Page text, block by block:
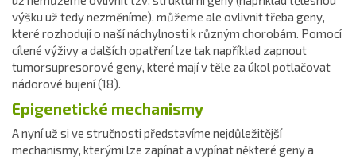
výšku už tedy nezměníme), můžeme ale ovlivnit třeba geny,
které rozhodují o naší náchylnosti k různým chorobám. Pomocí
cílené výživy a dalších opatření lze tak například zapnout
tumorsupresorové geny, které mají v těle za úkol potlačovat
nádorové bujení (18).
Epigenetické mechanismy
A nyní už si ve stručnosti představíme nejdůležitější
mechanismy, kterými lze zapínat a vypínat některé geny a